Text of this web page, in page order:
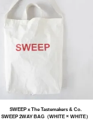
SWEEP x The Tastemakers & Co.
SWEEP 2WAY BAG（WHITE × WHITE）